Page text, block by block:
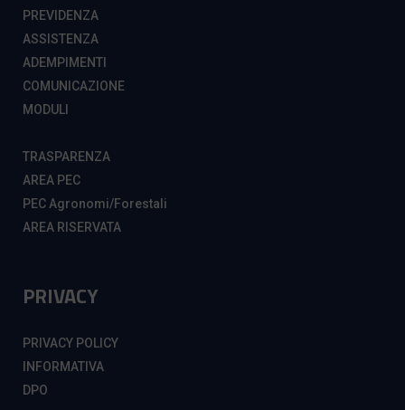
PREVIDENZA
ASSISTENZA
ADEMPIMENTI
COMUNICAZIONE
MODULI
TRASPARENZA
AREA PEC
PEC Agronomi/Forestali
AREA RISERVATA
PRIVACY
PRIVACY POLICY
INFORMATIVA
DPO